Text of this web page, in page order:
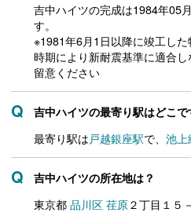
吉中ハイツの完成は1984年05
す。
※1981年6月1日以降に竣工し
時期により新耐震基準に適合
留意ください
吉中ハイツの最寄り駅はどこで
最寄り駅は 戸越銀座駅で、 池上
吉中ハイツの所在地は？
東京都 品川区 荏原２丁目１５